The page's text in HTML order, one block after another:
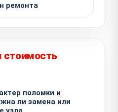
ремонта
стоимость
поломки и
ли замена или